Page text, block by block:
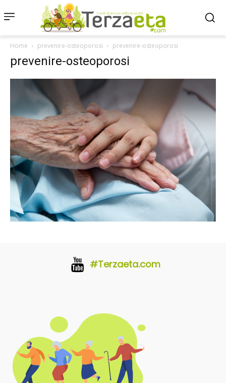
Home prevenire-osteoporosi prevenire-osteoporosi
prevenire-osteoporosi
#Terzaeta.com